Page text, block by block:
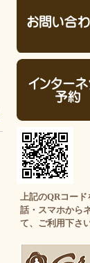
上記のQRコー
話・スマホから
て、ご利用下さい